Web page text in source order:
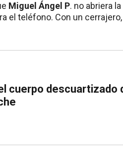
Miguel Ángel P. no abriera
el teléfono. Con un
cuerpo descuartizado